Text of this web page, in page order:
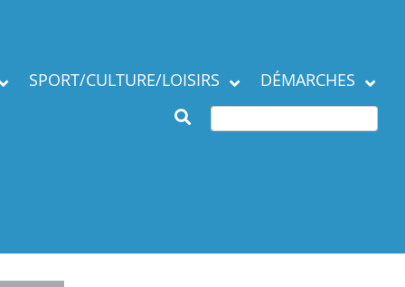
SPORT/CULTURE/LOISIRS
associations
DÉMARCHES